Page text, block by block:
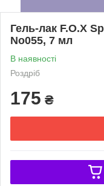
Гель-лак F.O.X
No055, 7 мл
В наявності
Роздріб
175 ₴